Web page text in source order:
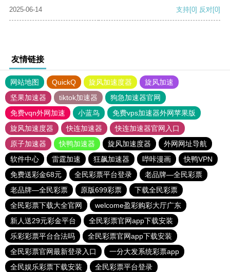
2025-06-14
支持[0] 反对[0]
友情链接
网站地图 QuickQ 旋风加速度器
旋风加速
坚果加速器
tiktok加速器
狗急加速器官网
免费vqn外网加速
小蓝鸟
免费vps加速器外网苹果版
旋风加速度器
快连加速器
快连加速器官网入口
原子加速器
快鸭加速器 旋风加速度器
外网网址导航
软件中心
雷霆加速 狂飙加速器 哔咔漫画
快鸭VPN
免费送彩金68元
全民彩票平台登录
老品牌—全民彩票
老品牌—全民彩票
原版699彩票
下载全民彩票
全民彩票下载大全官网
welcome盈彩购彩大厅广东
新人送29元彩金平台
全民彩票官网app下载安装
乐彩彩票平台合法吗
全民彩票官网app下载安装
全民彩票官网最新登录入口
一分大发系统彩票app
全民娱乐彩票下载安装
全民彩票平台登录